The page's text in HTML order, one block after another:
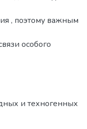
, поэтому важным
особого
и техногенных